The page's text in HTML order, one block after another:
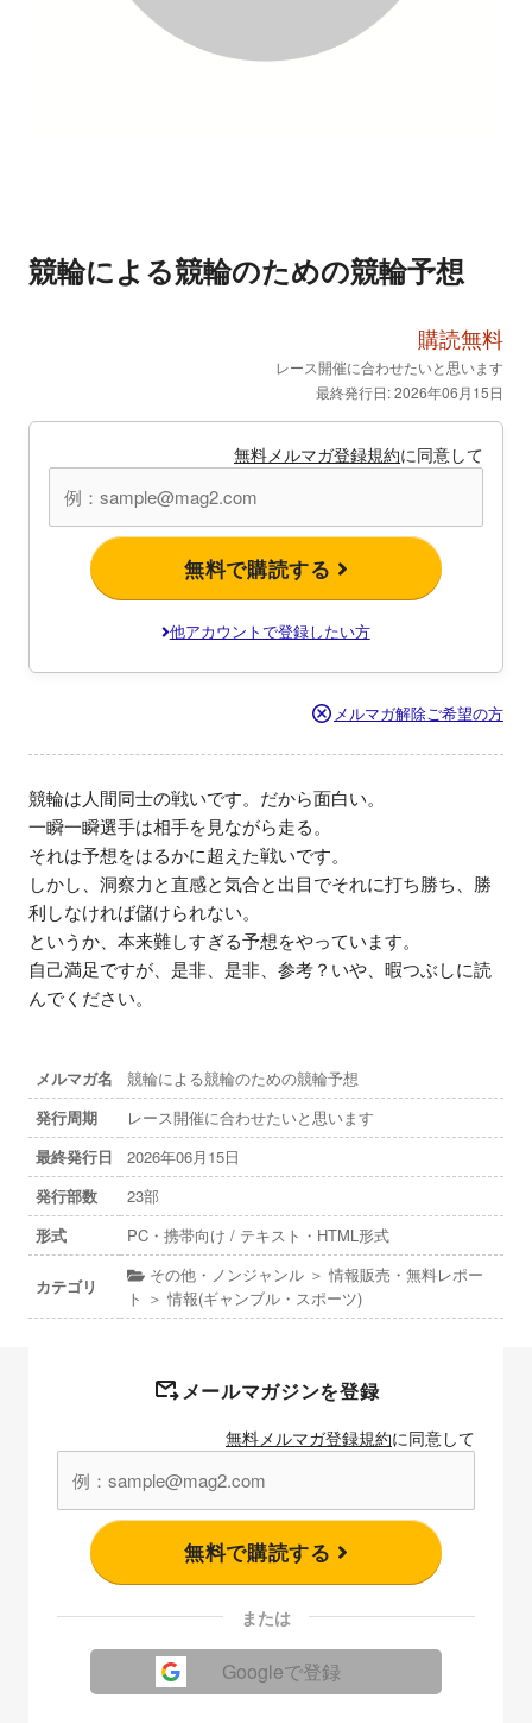
競輪による競輪のための競輪予想
購読無料
レース開催に合わせたいと思います
最終発行日: 2026年06月15日
無料メルマガ登録規約に同意して
無料で購読する
他アカウントで登録したい方
メルマガ解除ご希望の方
競輪は人間同士の戦いです。だから面白い。
一瞬一瞬選手は相手を見ながら走る。
それは予想をはるかに超えた戦いです。
しかし、洞察力と直感と気合と出目でそれに打ち勝ち、勝
利しなければ儲けられない。
というか、本来難しすぎる予想をやっています。
自己満足ですが、是非、是非、参考？いや、暇つぶしに読
んでください。
メルマガ名
競輪による競輪のための競輪予想
発行周期
レース開催に合わせたいと思います
最終発行日
2026年06月15日
発行部数
23部
形式
PC・携帯向け / テキスト・HTML形式
カテゴリ
その他・ノンジャンル ＞ 情報販売・無料レポー
ト ＞ 情報(ギャンブル・スポーツ)
メールマガジンを登録
無料メルマガ登録規約に同意して
無料で購読する
または
Googleで登録